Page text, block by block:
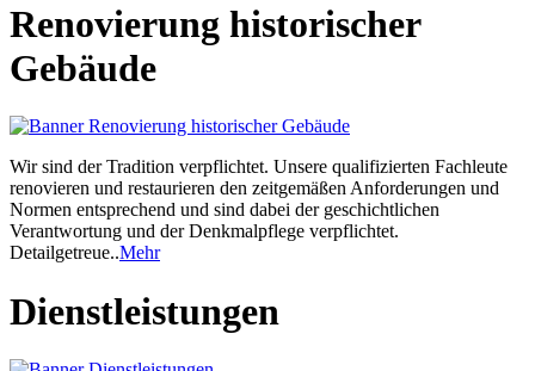
Renovierung historischer
Gebäude
Wir sind der Tradition verpflichtet. Unsere qualifizierten Fachleute
renovieren und restaurieren den zeitgemäßen Anforderungen und
Normen entsprechend und sind dabei der geschichtlichen
Verantwortung und der Denkmalpflege verpflichtet.
Detailgetreue..Mehr
Dienstleistungen